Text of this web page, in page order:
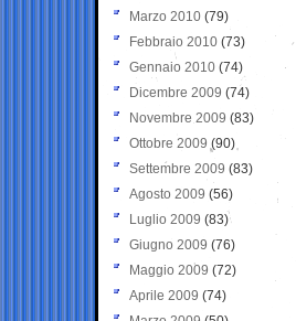
Marzo 2010 (79)
Febbraio 2010 (73)
Gennaio 2010 (74)
Dicembre 2009 (74)
Novembre 2009 (83)
Ottobre 2009 (90)
Settembre 2009 (83)
Agosto 2009 (56)
Luglio 2009 (83)
Giugno 2009 (76)
Maggio 2009 (72)
Aprile 2009 (74)